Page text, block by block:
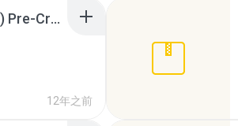
Sony Vegas Pro 12.0.770 (64-bit) Pre-Cracked.zip
12年之前